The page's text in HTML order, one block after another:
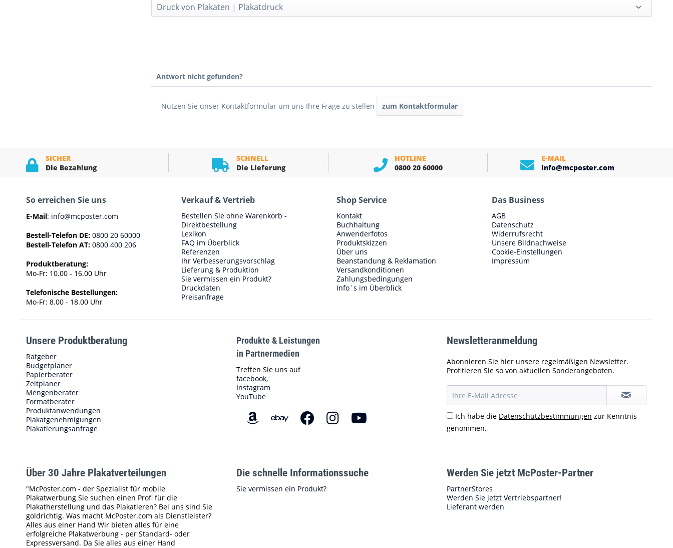
Druck von Plakaten | Plakatdruck
Antwort nicht gefunden?
Nutzen Sie unser Kontaktformular um uns Ihre Frage zu stellen zum Kontaktformular
SICHER
Die Bezahlung
SCHNELL
Die Lieferung
HOTLINE
0800 20 60000
E-MAIL
info@mcposter.com
So erreichen Sie uns
E-Mail: info@mcposter.com
Bestell-Telefon DE: 0800 20 60000
Bestell-Telefon AT: 0800 400 206
Produktberatung:
Mo-Fr: 10.00 - 16.00 Uhr
Telefonische Bestellungen:
Mo-Fr: 8.00 - 18.00 Uhr
Verkauf & Vertrieb
Bestellen Sie ohne Warenkorb -
Direktbestellung
Lexikon
FAQ im Überblick
Referenzen
Ihr Verbesserungsvorschlag
Lieferung & Produktion
Sie vermissen ein Produkt?
Druckdaten
Preisanfrage
Shop Service
Kontakt
Buchhaltung
Anwenderfotos
Produktskizzen
Über uns
Beanstandung & Reklamation
Versandkonditionen
Zahlungsbedingungen
Info`s im Überblick
Das Business
AGB
Datenschutz
Widerrufsrecht
Unsere Bildnachweise
Cookie-Einstellungen
Impressum
Unsere Produktberatung
Ratgeber
Budgetplaner
Papierberater
Zeitplaner
Mengenberater
Formatberater
Produktanwendungen
Plakatgenehmigungen
Plakatierungsanfrage
Produkte & Leistungen
in Partnermedien
Treffen Sie uns auf
facebook,
Instagram
YouTube
Newsletteranmeldung
Abonnieren Sie hier unsere regelmäßigen Newsletter.
Profitieren Sie so von aktuellen Sonderangeboten.
Ich habe die Datenschutzbestimmungen zur Kenntnis
genommen.
Über 30 Jahre Plakatverteilungen
"McPoster.com - der Spezialist für mobile
Plakatwerbung Sie suchen einen Profi für die
Plakatherstellung und das Plakatieren? Bei uns sind Sie
goldrichtig. Was macht McPoster.com als Dienstleister?
Alles aus einer Hand Wir bieten alles für eine
erfolgreiche Plakatwerbung - per Standard- oder
Expressversand. Da Sie alles aus einer Hand
Die schnelle Informationssuche
Sie vermissen ein Produkt?
Werden Sie jetzt McPoster-Partner
PartnerStores
Werden Sie jetzt Vertriebspartner!
Lieferant werden